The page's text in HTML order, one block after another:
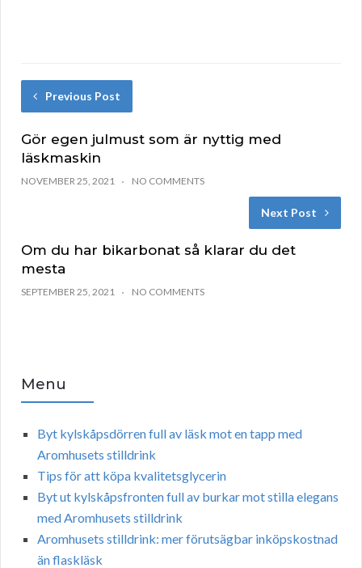
Previous Post
Gör egen julmust som är nyttig med
läskmaskin
NOVEMBER 25, 2021 NO COMMENTS
Next Post
Om du har bikarbonat så klarar du det
mesta
SEPTEMBER 25, 2021 NO COMMENTS
Menu
Byt kylskåpsdörren full av läsk mot en tapp med
Aromhusets stilldrink
Tips för att köpa kvalitetsglycerin
Byt ut kylskåpsfronten full av burkar mot stilla elegans
med Aromhusets stilldrink
Aromhusets stilldrink: mer förutsägbar inköpskostnad
än flaskläsk